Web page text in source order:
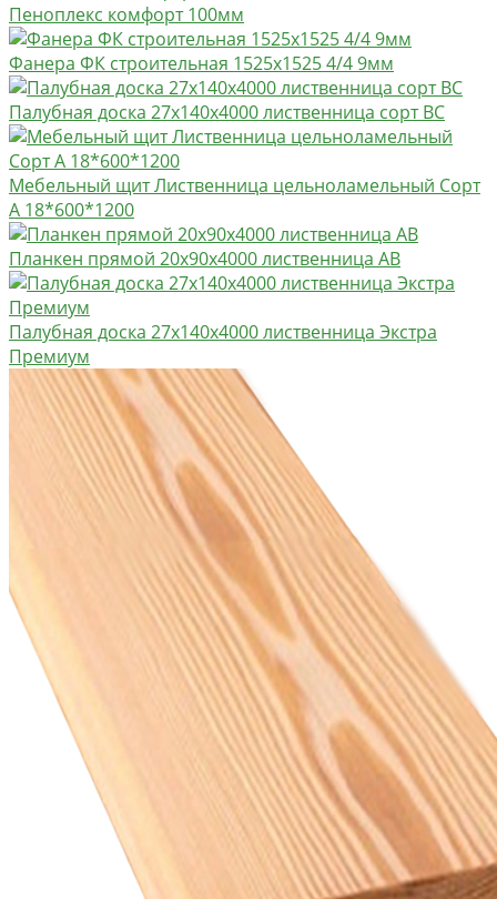
Пеноплекс комфорт 100мм
Фанера ФК строительная 1525х1525 4/4 9мм
Палубная доска 27х140х4000 лиственница сорт BC
Мебельный щит Лиственница цельноламельный Сорт
А 18*600*1200
Планкен прямой 20х90х4000 лиственница AB
Палубная доска 27х140х4000 лиственница Экстра
Премиум